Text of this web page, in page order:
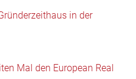
in der
Mal den European Real